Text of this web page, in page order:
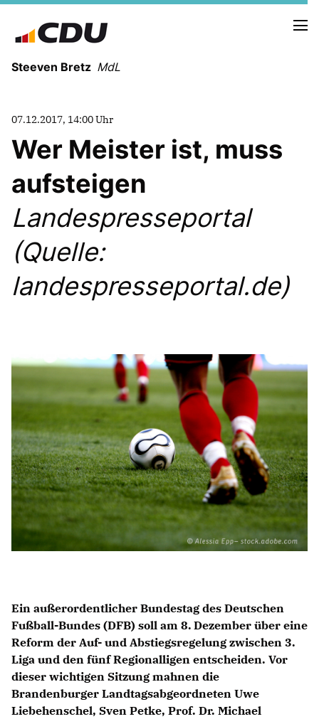
Steeven Bretz MdL
WAHLKREISBESUCHE
PRESSEFOTOS
MEIN BÜRGERBÜRO
ZIELE
CDU Deutschland
CDU Fraktion im Brandenburger Landtag
CDU Brandenburg
CDU Potsdam
07.12.2017, 14:00 Uhr
Wer Meister ist, muss
aufsteigen
Landespresseportal
(Quelle:
landespresseportal.de)
Ein außerordentlicher Bundestag des Deutschen
Fußball-Bundes (DFB) soll am 8. Dezember über eine
Reform der Auf- und Abstiegsregelung zwischen 3.
Liga und den fünf Regionalligen entscheiden. Vor
dieser wichtigen Sitzung mahnen die
Brandenburger Landtagsabgeordneten Uwe
Liebehenschel, Sven Petke, Prof. Dr. Michael